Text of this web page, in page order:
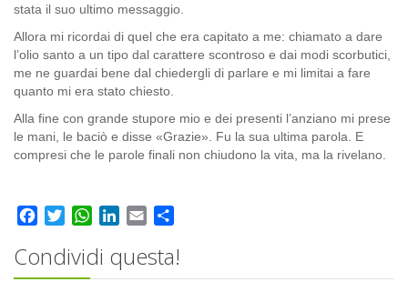
stata il suo ultimo messaggio.
Allora mi ricordai di quel che era capitato a me: chiamato a dare
l’olio santo a un tipo dal carattere scontroso e dai modi scorbutici,
me ne guardai bene dal chiedergli di parlare e mi limitai a fare
quanto mi era stato chiesto.
Alla fine con grande stupore mio e dei presenti l’anziano mi prese
le mani, le baciò e disse «Grazie». Fu la sua ultima parola. E
compresi che le parole finali non chiudono la vita, ma la rivelano.
FacebookTwitterWhatsApp
LinkedIn
Email
Condividi questa!